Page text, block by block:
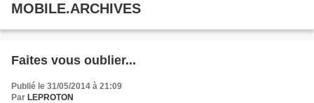
MOBILE.ARCHIVES
Faites vous oublier...
Publié le 31/05/2014 à 21:09
Par LEPROTON